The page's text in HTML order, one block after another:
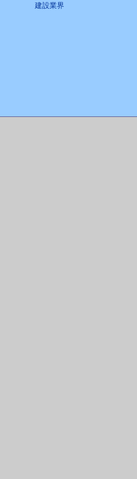
建設業界